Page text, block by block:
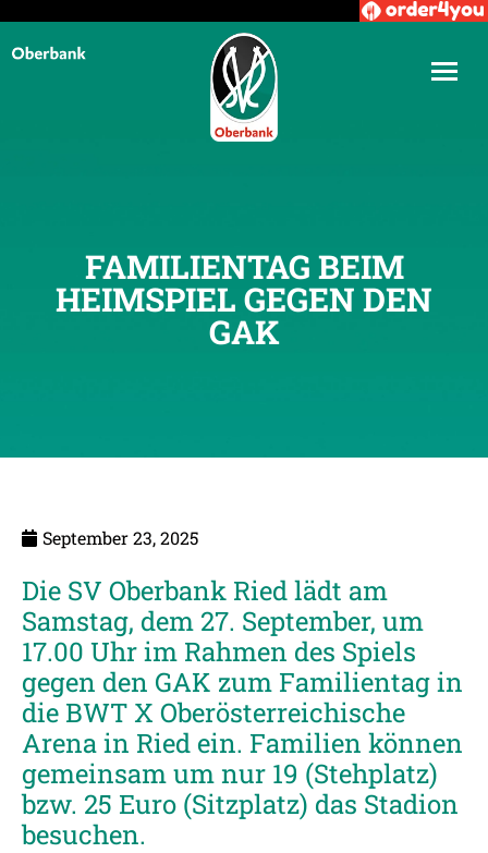
FAMILIENTAG BEIM
HEIMSPIEL GEGEN DEN
GAK
September 23, 2025
Die SV Oberbank Ried lädt am
Samstag, dem 27. September, um
17.00 Uhr im Rahmen des Spiels
gegen den GAK zum Familientag in
die BWT X Oberösterreichische
Arena in Ried ein. Familien können
gemeinsam um nur 19 (Stehplatz)
bzw. 25 Euro (Sitzplatz) das Stadion
besuchen.